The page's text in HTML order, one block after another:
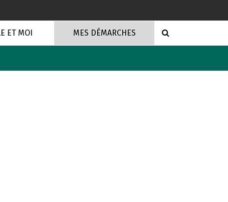
ET MOI MES DÉMARCHES